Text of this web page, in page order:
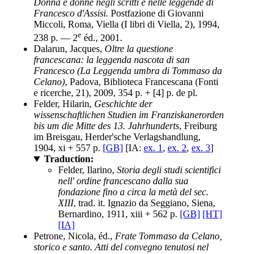
Donna e donne negli scritti e nelle leggende di
Francesco d'Assisi. Postfazione di Giovanni
Miccoli, Roma, Viella (I libri di Viella, 2), 1994,
238 p. — 2e éd., 2001.
Dalarun, Jacques, Oltre la questione
francescana: la leggenda nascota di san
Francesco (La Leggenda umbra di Tommaso da
Celano), Padova, Biblioteca Francescana (Fonti
e ricerche, 21), 2009, 354 p. + [4] p. de pl.
Felder, Hilarin, Geschichte der
wissenschaftlichen Studien im Franziskanerorden
bis um die Mitte des 13. Jahrhunderts, Freiburg
im Breisgau, Herder'sche Verlagshandlung,
1904, xi + 557 p. [GB] [IA: ex. 1 , ex. 2, ex. 3]
Traduction:
Felder, Ilarino, Storia degli studi scientifici
nell' ordine francescano dalla sua
fondazione fino a circa la metà del sec.
XIII, trad. it. Ignazio da Seggiano, Siena,
Bernardino, 1911, xiii + 562 p. [GB] [HT]
[IA]
Petrone, Nicola, éd., Frate Tommaso da Celano,
storico e santo. Atti del convegno tenutosi nel